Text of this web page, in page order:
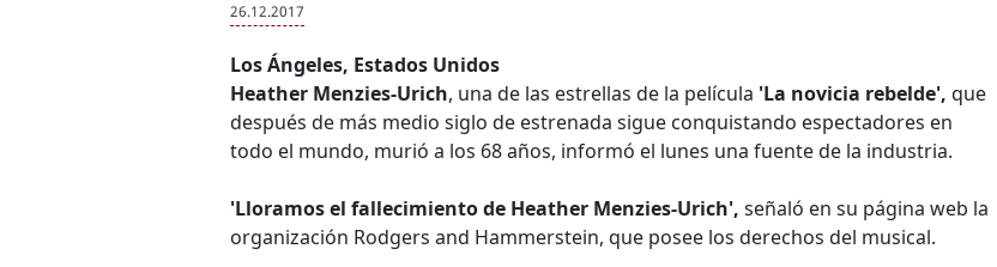
26.12.2017
Los Ángeles, Estados Unidos
Heather Menzies-Urich, una de las estrellas de la película 'La novicia rebelde', que
después de más medio siglo de estrenada sigue conquistando espectadores en
todo el mundo, murió a los 68 años, informó el lunes una fuente de la industria.
'Lloramos el fallecimiento de Heather Menzies-Urich', señaló en su página web la
organización Rodgers and Hammerstein, que posee los derechos del musical.